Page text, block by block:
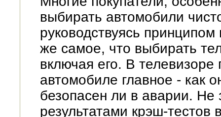
выбирать автомобили
руководствуясь
же самое, что выбирать
включая его. В телевизоре
автомобиле главное - как
безопасен ли в аварии. Не
результатами крэш-